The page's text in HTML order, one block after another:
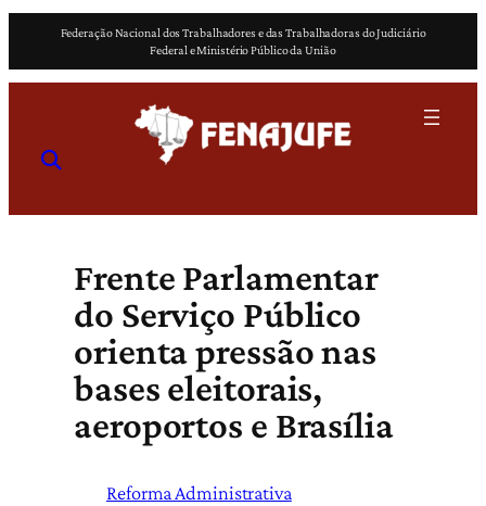
o
Federação Nacional dos Trabalhadores e das Trabalhadoras do Judiciário
Federal e Ministério Público da União
Frente Parlamentar
do Serviço Público
orienta pressão nas
bases eleitorais,
aeroportos e Brasília
Reforma Administrativa